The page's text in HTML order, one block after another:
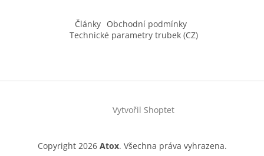
Články
Obchodní podmínky
Technické parametry trubek (CZ)
Vytvořil Shoptet
Copyright 2026 Atox. Všechna práva vyhrazena.